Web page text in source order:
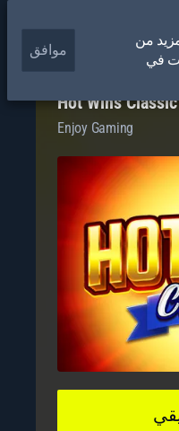
Hot Wins Classic
Enjoy Gaming
من
في
موافق